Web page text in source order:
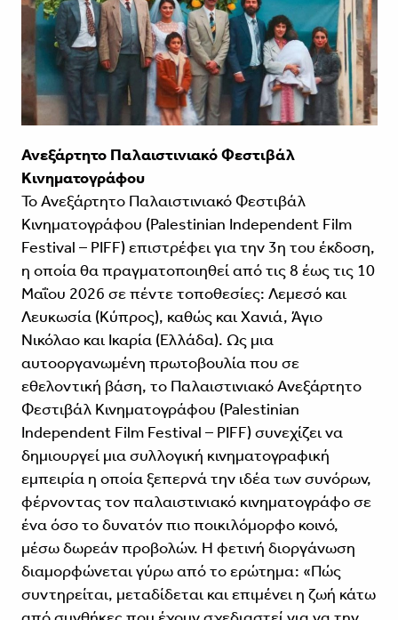
Ανεξάρτητο Παλαιστινιακό Φεστιβάλ
Κινηματογράφου
Το Ανεξάρτητο Παλαιστινιακό Φεστιβάλ
Κινηματογράφου (Palestinian Independent Film
Festival – PIFF) επιστρέφει για την 3η του έκδοση,
η οποία θα πραγματοποιηθεί από τις 8 έως τις 10
Μαΐου 2026 σε πέντε τοποθεσίες: Λεμεσό και
Λευκωσία (Κύπρος), καθώς και Χανιά, Άγιο
Νικόλαο και Ικαρία (Ελλάδα). Ως μια
αυτοοργανωμένη πρωτοβουλία που σε
εθελοντική βάση, το Παλαιστινιακό Ανεξάρτητο
Φεστιβάλ Κινηματογράφου (Palestinian
Independent Film Festival – PIFF) συνεχίζει να
δημιουργεί μια συλλογική κινηματογραφική
εμπειρία η οποία ξεπερνά την ιδέα των συνόρων,
φέρνοντας τον παλαιστινιακό κινηματογράφο σε
ένα όσο το δυνατόν πιο ποικιλόμορφο κοινό,
μέσω δωρεάν προβολών. Η φετινή διοργάνωση
διαμορφώνεται γύρω από το ερώτημα: «Πώς
συντηρείται, μεταδίδεται και επιμένει η ζωή κάτω